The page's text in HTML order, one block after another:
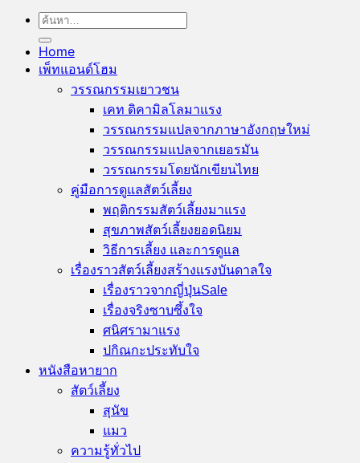
ค้นหา:
Home
เพ็ทแอนด์โฮม
วรรณกรรมเยาวชน
เคท ดิคามิลโล
วรรณกรรมแปลจากภาษาอังกฤษ
วรรณกรรมแปลจากเยอรมัน
วรรณกรรมโดยนักเขียนไทย
คู่มือการดูแลสัตว์เลี้ยง
พฤติกรรมสัตว์เลี้ยง
สุขภาพสัตว์เลี้ยง
วิธีการเลี้ยง และการดูแล
เรื่องราวสัตว์เลี้ยงสร้างแรงบันดาลใจ
เรื่องราวจากญี่ปุ่น
เรื่องจริงซาบซึ้งใจ
ศนิศรา
ปกิณกะประทับใจ
หนังสือหายาก
สัตว์เลี้ยง
สุนัข
แมว
ความรู้ทั่วไป